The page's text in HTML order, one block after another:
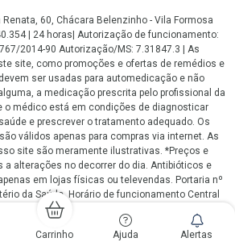
Carrinho Ajuda Alertas
Renata, 60, Chácara Belenzinho - Vila Formosa
| 24 horas| Autorização de funcionamento:
2014-90 Autorização/MS: 7.31847.3 | As
site, como promoções e ofertas de remédios e
ser usadas para automedicação e não
a medicação prescrita pelo profissional da
o médico está em condições de diagnosticar
e prescrever o tratamento adequado. Os
válidos apenas para compras via internet. As
site são meramente ilustrativas. *Preços e
a alterações no decorrer do dia. Antibióticos e
em lojas físicas ou televendas. Portaria nº
da Saúde. Horário de funcionamento Central
ao Cliente 4003 3393 ou 0800 779 8767 de
a domingo das 08h00 às 20h00.